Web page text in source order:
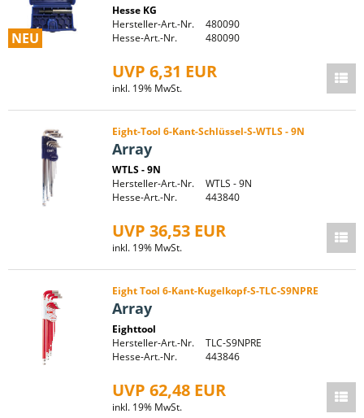
NEU
Hesse KG
Hersteller-Art.-Nr.
480090
Hesse-Art.-Nr.
480090
UVP 6,31 EUR
inkl. 19% MwSt.
Eight-Tool 6-Kant-Schlüssel-S-WTLS - 9N
Array
WTLS - 9N
Hersteller-Art.-Nr.
WTLS - 9N
Hesse-Art.-Nr.
443840
UVP 36,53 EUR
inkl. 19% MwSt.
Eight Tool 6-Kant-Kugelkopf-S-TLC-S9NPRE
Array
Eighttool
Hersteller-Art.-Nr.
TLC-S9NPRE
Hesse-Art.-Nr.
443846
UVP 62,48 EUR
inkl. 19% MwSt.